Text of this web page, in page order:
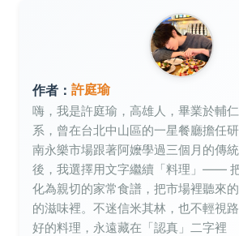
作者： 許庭瑜
嗨，我是許庭瑜，高雄人，畢業於輔
系，曾在台北中山區的一星餐廳擔任
南永樂市場跟著阿嬤學過三個月的傳
後，我選擇用文字繼續「料理」——
化為親切的家常食譜，把市場裡聽來
的滋味裡。不迷信米其林，也不輕視
好的料理，永遠藏在「認真」二字裡